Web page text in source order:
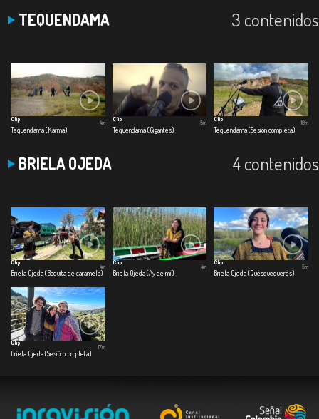
TEQUENDAMA 3 contenidos
Clip
Tequendama (Karma)
4m
Clip
Tequendama (Gigantes)
5m
Clip
Tequendama (Sesión completa)
18m
BRIELA OJEDA 4 contenidos
Clip
Briela Ojeda (Boquita de caramelo)
4m
Clip
Briela Ojeda (Ay de mí)
4m
Clip
Briela Ojeda (Quésquequerés)
5m
Clip
Briela Ojeda (Sesión completa)
17m